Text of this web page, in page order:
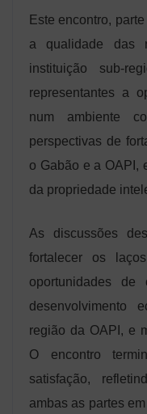
Este encontro,
a qualidade das
instituição sub-
representantes a
num ambiente
perspectivas de
o Gabão e a OAPI,
da propriedade
As discussões
fortalecer os
oportunidades de
desenvolvimento
região da OAPI, e
O encontro
satisfação,
ambas as partes